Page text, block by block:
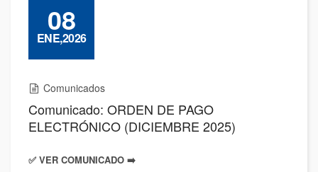
08
ENE,2026
Comunicados
Comunicado: ORDEN DE PAGO
ELECTRÓNICO (DICIEMBRE 2025)
✅️ VER COMUNICADO ➡️